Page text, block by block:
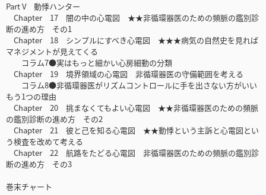
Part V 動悸ハンター
Chapter 17 闇の中の心電図 ★★非循環器医のための頻脈の鑑別診
断の進め方 その1
Chapter 18 シンプルにすべき心電図 ★★★病気の自然史を見れば
マネジメントが見えてくる
コラム7●実はもっと細かい心房細動の分類
Chapter 19 境界領域の心電図 非循環器医の守備範囲を考える
コラム8●非循環器医がリズムコントロールに手を出さない方がいい
もう1つの理由
Chapter 20 挑まなくてもよい心電図 ★★非循環器医のための頻脈
の鑑別診断の進め方 その2
Chapter 21 彼と己を知る心電図 ★★動悸という主訴と心電図とい
う検査を改めて考える
Chapter 22 航路をたどる心電図 非循環器医のための頻脈の鑑別診
断の進め方 その3
巻末チャート